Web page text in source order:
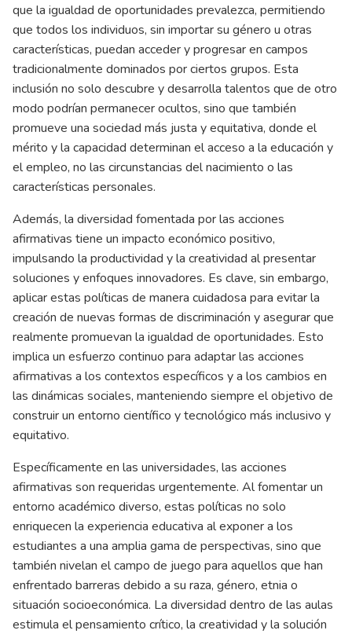
que la igualdad de oportunidades prevalezca, permitiendo
que todos los individuos, sin importar su género u otras
características, puedan acceder y progresar en campos
tradicionalmente dominados por ciertos grupos. Esta
inclusión no solo descubre y desarrolla talentos que de otro
modo podrían permanecer ocultos, sino que también
promueve una sociedad más justa y equitativa, donde el
mérito y la capacidad determinan el acceso a la educación y
el empleo, no las circunstancias del nacimiento o las
características personales.
Además, la diversidad fomentada por las acciones
afirmativas tiene un impacto económico positivo,
impulsando la productividad y la creatividad al presentar
soluciones y enfoques innovadores. Es clave, sin embargo,
aplicar estas políticas de manera cuidadosa para evitar la
creación de nuevas formas de discriminación y asegurar que
realmente promuevan la igualdad de oportunidades. Esto
implica un esfuerzo continuo para adaptar las acciones
afirmativas a los contextos específicos y a los cambios en
las dinámicas sociales, manteniendo siempre el objetivo de
construir un entorno científico y tecnológico más inclusivo y
equitativo.
Específicamente en las universidades, las acciones
afirmativas son requeridas urgentemente. Al fomentar un
entorno académico diverso, estas políticas no solo
enriquecen la experiencia educativa al exponer a los
estudiantes a una amplia gama de perspectivas, sino que
también nivelan el campo de juego para aquellos que han
enfrentado barreras debido a su raza, género, etnia o
situación socioeconómica. La diversidad dentro de las aulas
estimula el pensamiento crítico, la creatividad y la solución